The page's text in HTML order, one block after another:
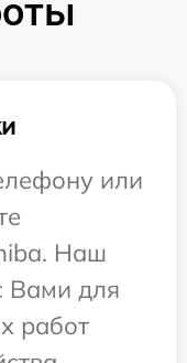
или
Наш
Вами для
работ